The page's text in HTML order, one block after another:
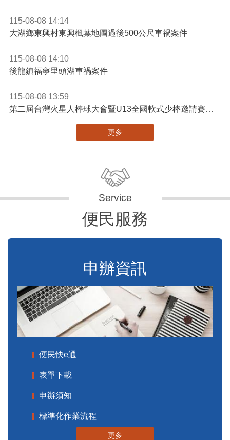
115-08-08 14:14
大湖鄉東興村東興楓葉地圖過後500公尺車禍案件
115-08-08 14:10
後龍鎮福寧里頭湖車禍案件
115-08-08 13:59
第二屆台灣火星人棒球大會暨U13全國軟式少棒邀請賽在苗栗舉辦
更多
便民服務
申辦資訊
便民快e通
表單下載
申辦須知
標準化作業流程
更多